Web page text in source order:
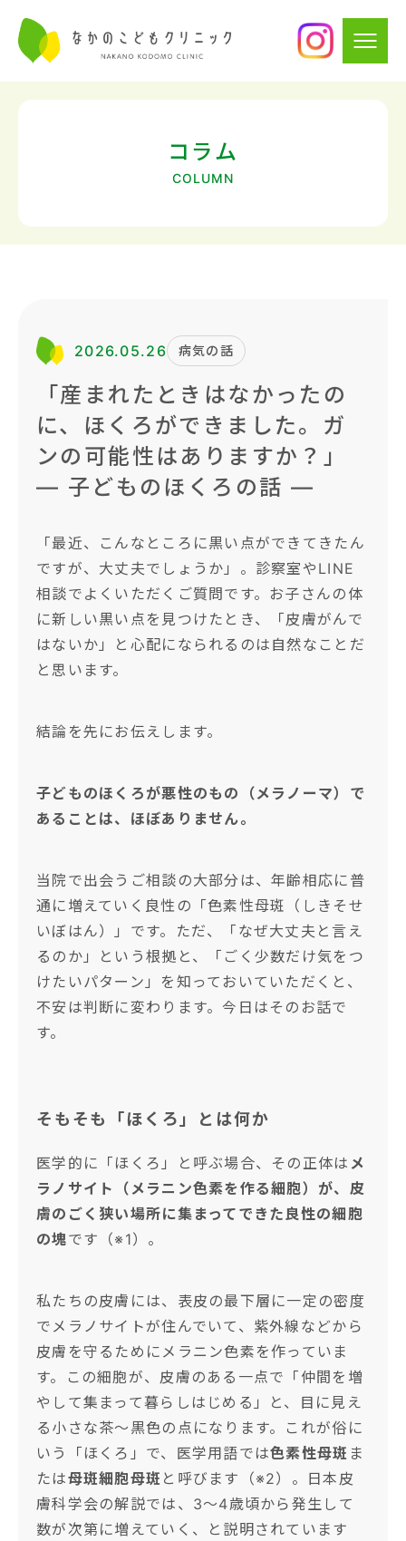
コラム
COLUMN
2026.05.26 病気の話
「産まれたときはなかったの
に、ほくろができました。ガ
ンの可能性はありますか？」
― 子どものほくろの話 ―
「最近、こんなところに黒い点ができてきたん
ですが、大丈夫でしょうか」。診察室やLINE
相談でよくいただくご質問です。お子さんの体
に新しい黒い点を見つけたとき、「皮膚がんで
はないか」と心配になられるのは自然なことだ
と思います。
結論を先にお伝えします。
子どものほくろが悪性のもの（メラノーマ）で
あることは、ほぼありません。
当院で出会うご相談の大部分は、年齢相応に普
通に増えていく良性の「色素性母斑（しきそせ
いぼはん）」です。ただ、「なぜ大丈夫と言え
るのか」という根拠と、「ごく少数だけ気をつ
けたいパターン」を知っておいていただくと、
不安は判断に変わります。今日はそのお話で
す。
そもそも「ほくろ」とは何か
医学的に「ほくろ」と呼ぶ場合、その正体は メ
ラノサイト（メラニン色素を作る細胞）が、皮
膚のごく狭い場所に集まってできた良性の細胞
の塊です（※1）。
私たちの皮膚には、表皮の最下層に一定の密度
でメラノサイトが住んでいて、紫外線などから
皮膚を守るためにメラニン色素を作っていま
す。この細胞が、皮膚のある一点で「仲間を増
やして集まって暮らしはじめる」と、目に見え
る小さな茶〜黒色の点になります。これが俗に
いう「ほくろ」で、医学用語では色素性母斑 ま
たは母斑細胞母斑 と呼びます（※2）。日本皮
膚科学会の解説では、3〜4歳頃から発生して
数が次第に増えていく、と説明されています